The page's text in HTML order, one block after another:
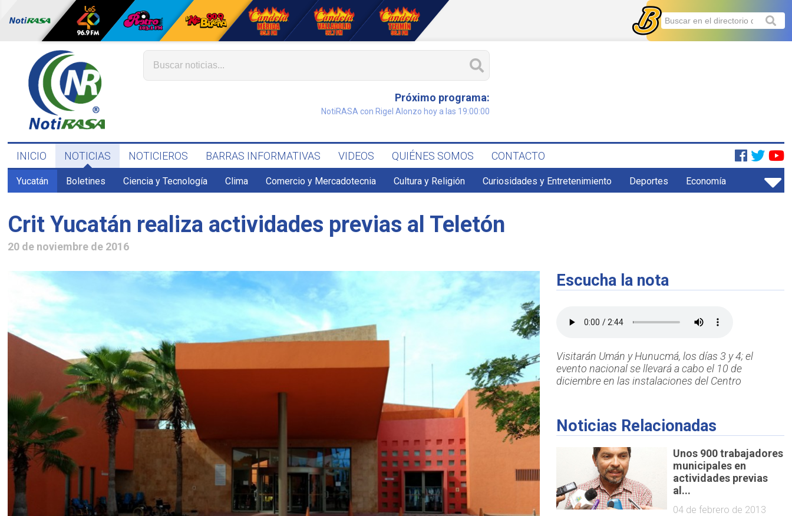
Próximo programa:
NotiRASA con Rigel Alonzo hoy a las 19:00:00
INICIO NOTICIAS NOTICIEROS BARRAS INFORMATIVAS VIDEOS QUIÉNES SOMOS CONTACTO
Yucatán Boletines Ciencia y Tecnología Clima Comercio y Mercadotecnia Cultura y Religión Curiosidades y Entretenimiento Deportes Economía
Crit Yucatán realiza actividades previas al Teletón
20 de noviembre de 2016
Escucha la nota
Visitarán Umán y Hunucmá, los días 3 y 4; el
evento nacional se llevará a cabo el 10 de
diciembre en las instalaciones del Centro
Noticias Relacionadas
Unos 900 trabajadores
municipales en
actividades previas
al...
04 de febrero de 2013